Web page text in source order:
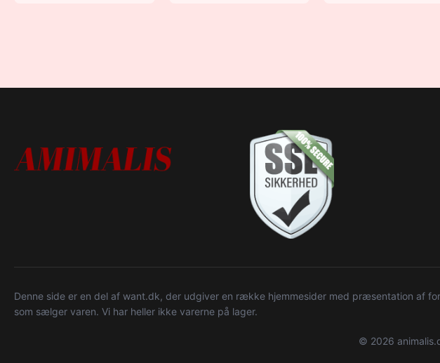
Denne side er en del af want.dk, der udgiver en række hjemmesider med præsentation af
som sælger varen. Vi har heller ikke varerne på lager.
© 2026